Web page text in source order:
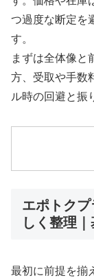
つ過度な断定を
す。
まずは全体像と
方、受取や手数
ル時の回避と振
エポトク
しく整理
最初に前提を揃